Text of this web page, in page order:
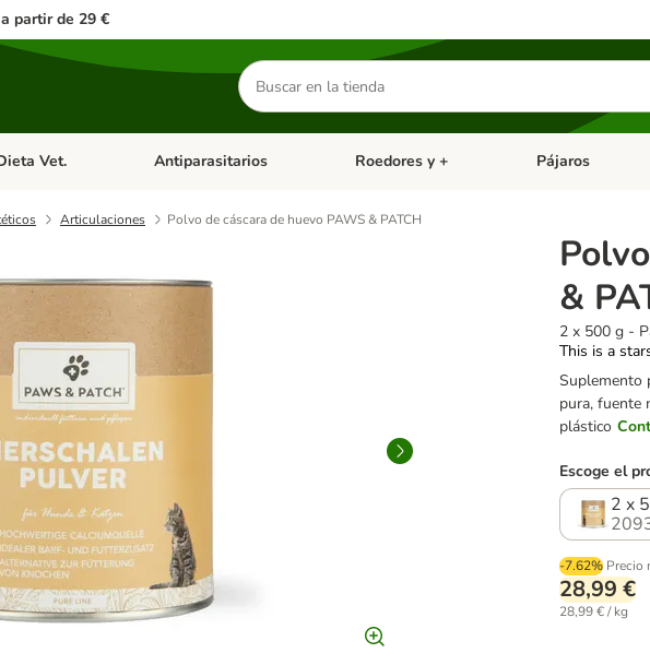
partir de 29 €
Buscar
productos
Perros
de categoria abierto: Gatos
Vet. Menú de categoria abierto: Dieta Vet.
Antiparasitarios Menú de categoria abierto: Antiparasitarios
Roedores y + Menú de
Pájaros
Articulaciones Polvo de cáscara de huevo PAWS & PATCH
&
2 x 500 g -
This is a
Suplemento
pura, fuente
plástico
Escoge el
2 x
-7.62% Precio
28,99 €
28,99 € / kg